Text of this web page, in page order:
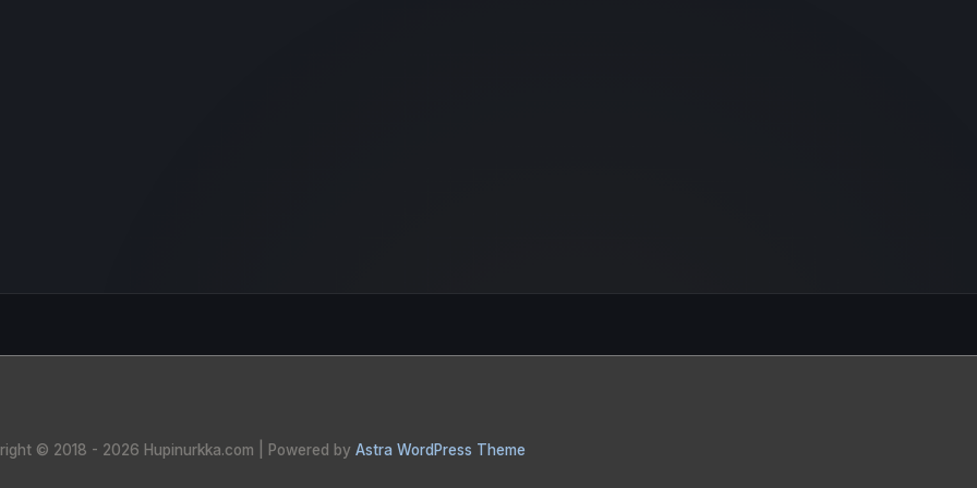
© 2018 - 2026 Hupinurkka.com | Powered by Astra WordPress Theme